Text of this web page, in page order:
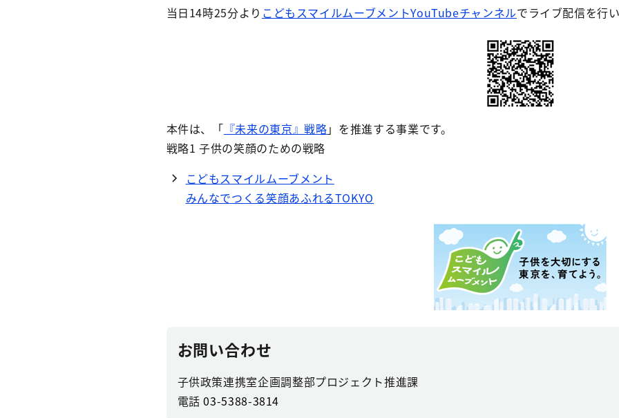
当日14時25分より こどもスマイルムーブメントYouTubeチャンネルでライブ配信を行
本件は、「 『未来の東京』戦略」を推進する事業です。
戦略1 子供の笑顔のための戦略
こどもスマイルムーブメント
みんなでつくる笑顔あふれるTOKYO
お問い合わせ
子供政策連携室企画調整部プロジェクト推進課
電話03-5388-3814